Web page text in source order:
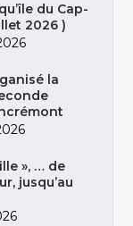
du Cap-
2026 )
la
», … de
jusqu’au